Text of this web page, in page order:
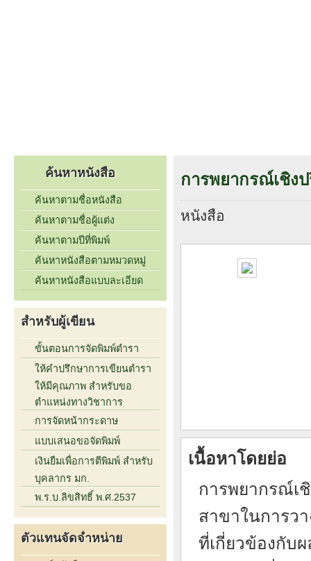
ค้นหาหนังสือ
ค้นหาตามชื่อหนังสือ
ค้นหาตามชื่อผู้แต่ง
ค้นหาตามปีที่พิมพ์
ค้นหาหนังสือตามหมวดหมู่
ค้นหาหนังสือแบบละเอียด
สำหรับผู้เขียน
ขั้นตอนการจัดพิมพ์ตำรา
ให้คำปรึกษาการเขียนตำรา
ให้มีคุณภาพ สำหรับขอ
ตำแหน่งทางวิชาการ
การจัดหน้ากระดาษ
แบบเสนอขอจัดพิมพ์
เงินยืมเพื่อการตีพิมพ์ สำหรับ
บุคลากร มก.
พ.ร.บ.ลิขสิทธิ์ พ.ศ.2537
ตัวแทนจัดจำหน่าย
การพยากรณ์เชิง
หนังสือ
เนื้อหาโดยย่อ
การพยากรณ์เ
สาขาในการว
ที่เกี่ยวข้องกับ